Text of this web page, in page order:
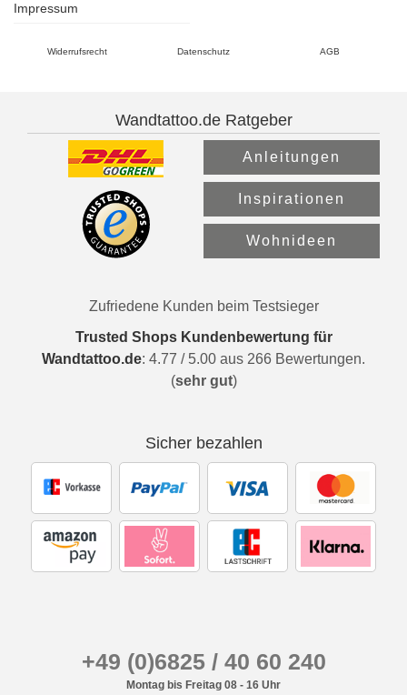
Impressum
Widerrufsrecht Datenschutz AGB
Wandtattoo.de Ratgeber
Anleitungen
Inspirationen
Wohnideen
Zufriedene Kunden beim Testsieger
Trusted Shops Kundenbewertung für
Wandtattoo.de: 4.77 / 5.00 aus 266 Bewertungen.
(sehr gut)
Sicher bezahlen
+49 (0)6825 / 40 60 240
Montag bis Freitag 08 - 16 Uhr